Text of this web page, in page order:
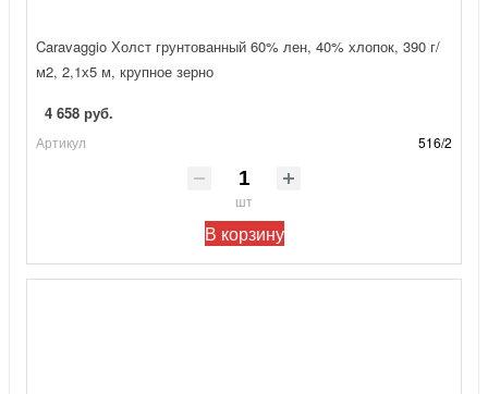
Caravaggio Холст грунтованный 60% лен, 40% хлопок, 390 г/
м2, 2,1х5 м, крупное зерно
4 658 руб.
Артикул 516/2
шт
В корзину